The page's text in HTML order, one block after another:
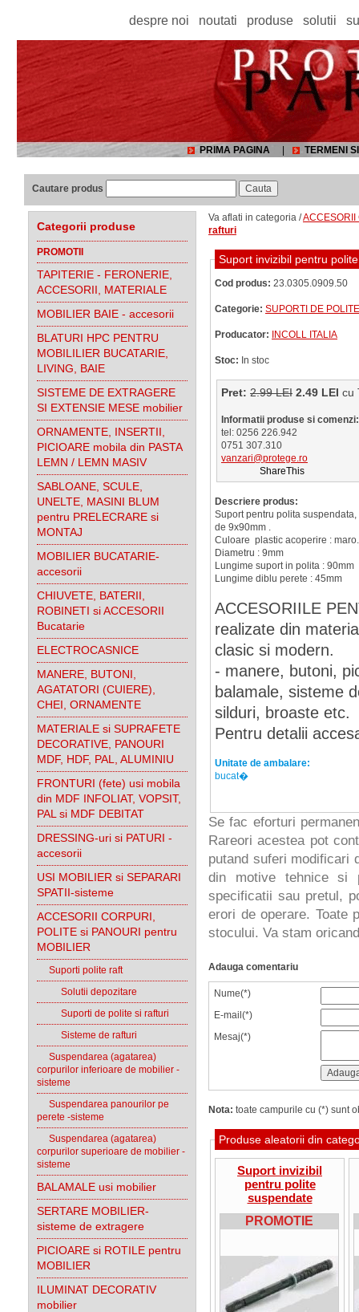
despre noi noutati produse solutii
PRIMA PAGINA TERMENI
Cautare produs
Categorii produse
PROMOTII
TAPITERIE - FERONERIE,
ACCESORII, MATERIALE
MOBILIER BAIE - accesorii
BLATURI HPC PENTRU
MOBILILIER BUCATARIE,
LIVING, BAIE
SISTEME DE EXTRAGERE
SI EXTENSIE MESE mobilier
ORNAMENTE, INSERTII,
PICIOARE mobila din PASTA
LEMN / LEMN MASIV
SABLOANE, SCULE,
UNELTE, MASINI BLUM
pentru PRELECRARE si
MONTAJ
MOBILIER BUCATARIE-
accesorii
CHIUVETE, BATERII,
ROBINETI si ACCESORII
Bucatarie
ELECTROCASNICE
MANERE, BUTONI,
AGATATORI (CUIERE),
CHEI, ORNAMENTE
MATERIALE si SUPRAFETE
DECORATIVE, PANOURI
MDF, HDF, PAL, ALUMINIU
FRONTURI (fete) usi mobila
din MDF INFOLIAT, VOPSIT,
PAL si MDF DEBITAT
DRESSING-uri si PATURI -
accesorii
USI MOBILIER si SEPARARI
SPATII-sisteme
ACCESORII CORPURI,
POLITE si PANOURI pentru
MOBILIER
Suporti polite raft
Solutii depozitare
Suporti de polite si rafturi
Sisteme de rafturi
Suspendarea (agatarea)
corpurilor inferioare de mobilier -
sisteme
Suspendarea panourilor pe
perete -sisteme
Suspendarea (agatarea)
corpurilor superioare de mobilier -
sisteme
BALAMALE usi mobilier
SERTARE MOBILIER-
sisteme de extragere
PICIOARE si ROTILE pentru
MOBILIER
ILUMINAT DECORATIV
mobilier
Va aflati in categoria /ACCESORII
rafturi
Suport invizibil pentru
Cod produs: 23.0305.0909.50
Categorie: SUPORTI DE
Producator: INCOLL ITALIA
Stoc: In stoc
Pret: 2.99 LEI 2.49 LEI
Informatii produse si comenzi:
tel: 0256 226.942
0751 307.310
vanzari@protege.ro
ShareThis
Descriere produs:
Suport pentru polita
de 9x90mm .
Culoare plastic acoperire : maro.
Diametru : 9mm
Lungime suport in polita : 90mm
Lungime diblu perete : 45mm
ACCESORIILE
realizate din
clasic si modern.
- manere, butoni,
balamale, sisteme
silduri, broaste etc.
Pentru detalii
Unitate de ambalare:
bucat�
Se fac eforturi
Rareori acestea pot
putand suferi modificari
din motive tehnice si
specificatii sau pretul,
erori de operare. Toate
stocului. Va stam
Adauga comentariu
Nume(*)
E-mail(*)
Mesaj(*)
Nota: toate campurile cu (*) sunt
Produse aleatorii din
Suport invizibil
pentru polite
suspendate
10x100mm,L=170mm
PROMOTIE